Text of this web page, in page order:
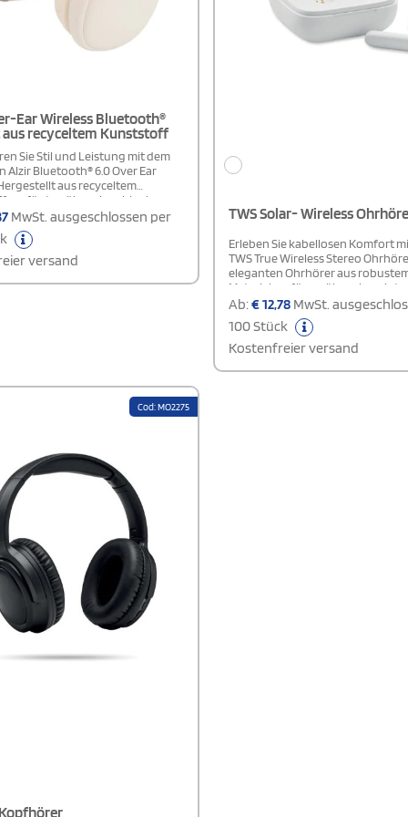
Ear Wireless Bluetooth®
aus recyceltem Kunststoff
Sie Stil und Leistung mit dem
Alzir Bluetooth® 6.0 Over Ear
aus recyceltem
verfügt es über ein schlankes
integriertes Mikrofon und
Bedientasten. Das
bis zu 12 Stunden Gesprächs-
und ist in nur 1 bis 2
A zu Typ C Ladekabel ist im
MwSt. ausgeschlossen per
versand
TWS Solar- Wireless
Erleben Sie kabellosen Komfort
TWS True Wireless Stereo
eleganten Ohrhörer aus
Material verfügen über einen
30-mAh-Akku, der sowohl über
als auch per Kabel aufgeladen
Mit einer Spieldauer von ca. 4
der automatischen
mitgelieferte 200-mAh-Ladebox
Ab:€12,78 MwSt.
100 Stück
Kostenfreier versand
Cod: MO2275